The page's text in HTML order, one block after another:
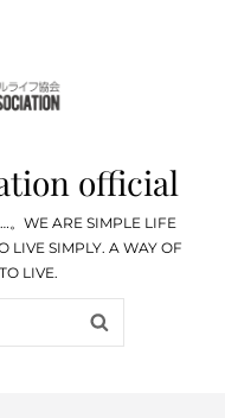
official
。WE ARE SIMPLE LIFE
LIVE SIMPLY. A WAY OF
LIVE.